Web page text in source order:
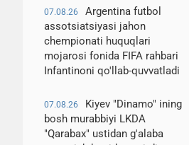
07.08.26
Argentina futbol
assotsiatsiyasi jahon
chempionati huquqlari
mojarosi fonida FIFA rahbari
Infantinoni qo'llab-quvvatladi
07.08.26
Kiyev "Dinamo" ining
bosh murabbiyi LKDA
"Qarabax" ustidan g'alaba